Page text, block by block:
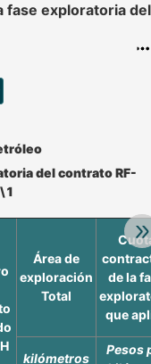
fase exploratoria del
para exportar
exportar el cuadro
del contrato RF-
Área de
exploración
Total
de la
que
kilómetros
Pesos